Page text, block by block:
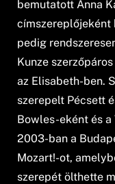
bemutatott Anna
címszereplőjeként
pedig
Kunze
az Elisabeth-ben.
szerepelt Pécsett
Bowles-eként és a
2003-ban a
Mozart!-ot,
szerepét ölthette